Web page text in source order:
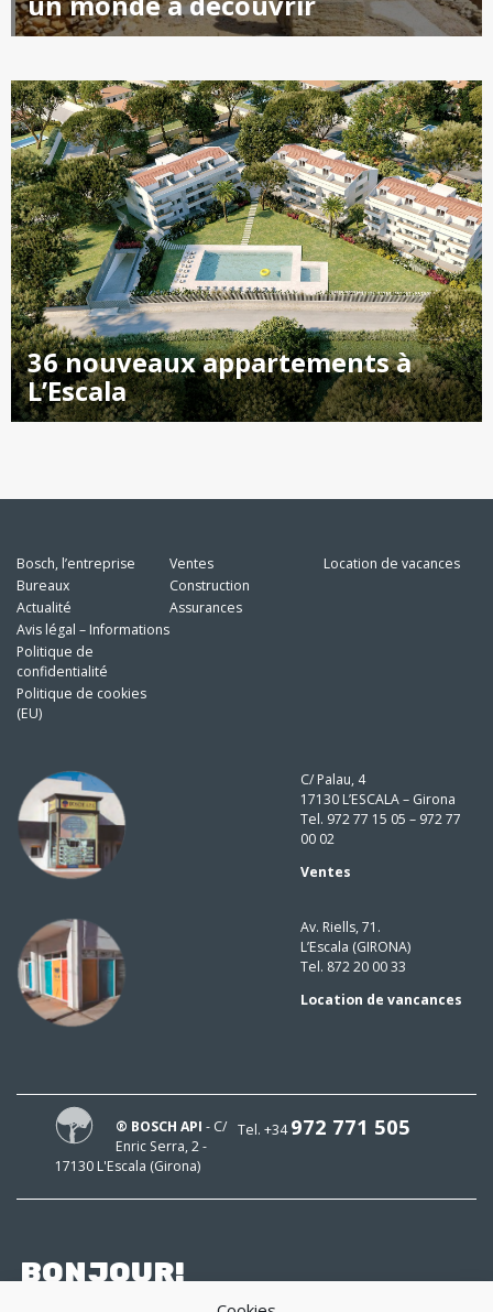
36 nouveaux appartements à
L’Escala
Bosch, l’entreprise
Bureaux
Actualité
Avis légal – Informations
Politique de
confidentialité
Politique de cookies
(EU)
Ventes
Construction
Assurances
Location de vacances
C/ Palau, 4
17130 L’ESCALA – Girona
Tel. 972 77 15 05 – 972 77
00 02
Ventes
Av. Riells, 71.
L’Escala (GIRONA)
Tel. 872 20 00 33
Location de vancances
Tel. +34972 771 505
® BOSCH API - C/
Enric Serra, 2 -
17130 L'Escala (Girona)
BONJOUR!